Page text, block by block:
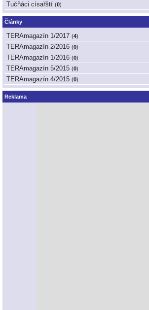
Tučňáci císařští (0)
Články
TERAmagazín 1/2017 (4)
TERAmagazín 2/2016 (0)
TERAmagazín 1/2016 (0)
TERAmagazín 5/2015 (0)
TERAmagazín 4/2015 (0)
Reklama